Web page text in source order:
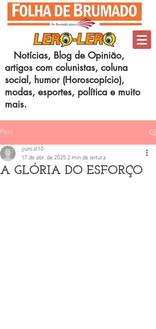
Notícias, Blog de Opinião,
artigos com colunistas, coluna
social, humor (Horoscopício),
modas, esportes, política e muito
mais.
Post
A GLÓRIA DO ESFORÇO
jjuncal10
17 de abr. de 2025 2 min de leitura